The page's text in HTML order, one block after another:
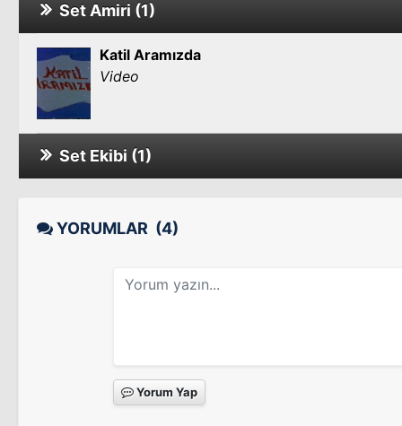
Set Amiri (1)
Katil Aramızda
Video
Set Ekibi (1)
Sinema Filmi
YORUMLAR (4)
Yorum Yap